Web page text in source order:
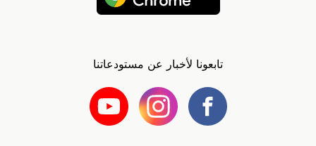
تابعونا لأخبار عن مستودعاتنا